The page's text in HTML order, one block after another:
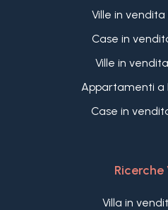
Ville in
Case in
Ville in
Appartamenti a
Case in
Ricerche
Villa in